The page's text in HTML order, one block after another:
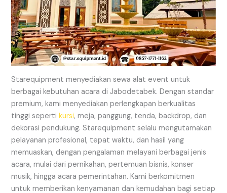
Starequipment menyediakan sewa alat event untuk
berbagai kebutuhan acara di Jabodetabek. Dengan standar
premium, kami menyediakan perlengkapan berkualitas
tinggi sepertikursi, meja, panggung, tenda, backdrop, dan
dekorasi pendukung. Starequipment selalu mengutamakan
pelayanan profesional, tepat waktu, dan hasil yang
memuaskan, dengan pengalaman melayani berbagai jenis
acara, mulai dari pernikahan, pertemuan bisnis, konser
musik, hingga acara pemerintahan. Kami berkomitmen
untuk memberikan kenyamanan dan kemudahan bagi setiap